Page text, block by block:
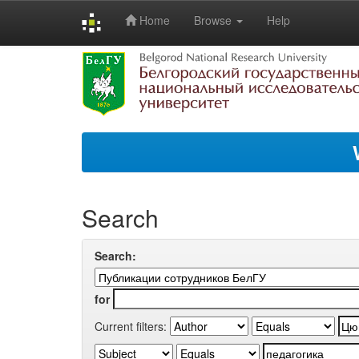
Home Browse Help
Search
Search:
for
Current filters: